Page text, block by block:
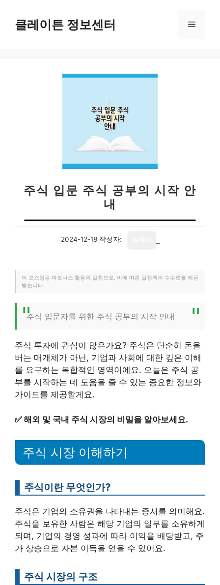
클레이튼 정보센터 메
주식 입문 주식 공부의 시작 안
내
2024-12-18 작성자:
이 포스팅은 파트너스 활동의 일환으로, 이에 따른 일정액의 수수료를 제공
받습니다.
주식 입문자를 위한 주식 공부의 시작 안내
주식 투자에 관심이 많은가요? 주식은 단순히 돈을
버는 매개체가 아닌, 기업과 사회에 대한 깊은 이해
를 요구하는 복합적인 영역이에요. 오늘은 주식 공
부를 시작하는 데 도움을 줄 수 있는 중요한 정보와
가이드를 제공할게요.
✅해외 및 국내 주식 시장의 비밀을 알아보세요.
주식 시장 이해하기
주식이란 무엇인가?
주식은 기업의 소유권을 나타내는 증서를 의미해요.
주식을 보유한 사람은 해당 기업의 일부를 소유하게
되며, 기업의 경영 성과에 따라 이익을 배당받고, 주
가 상승으로 자본 이득을 얻을 수 있어요.
주식 시장의 구조